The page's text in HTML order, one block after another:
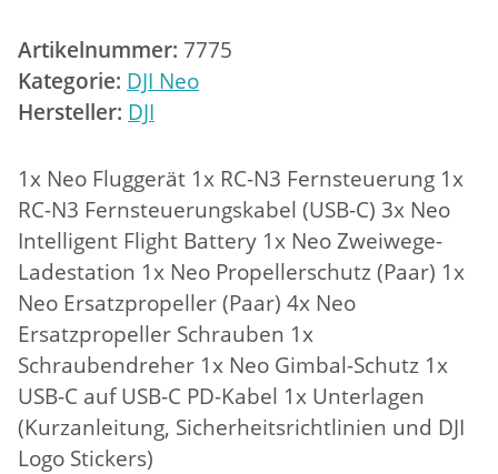
Artikelnummer: 7775
Kategorie: DJI Neo
Hersteller: DJI
1x Neo Fluggerät 1x RC-N3 Fernsteuerung 1x
RC-N3 Fernsteuerungskabel (USB-C) 3x Neo
Intelligent Flight Battery 1x Neo Zweiwege-
Ladestation 1x Neo Propellerschutz (Paar) 1x
Neo Ersatzpropeller (Paar) 4x Neo
Ersatzpropeller Schrauben 1x
Schraubendreher 1x Neo Gimbal-Schutz 1x
USB-C auf USB-C PD-Kabel 1x Unterlagen
(Kurzanleitung, Sicherheitsrichtlinien und DJI
Logo Stickers)